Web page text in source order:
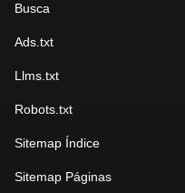
Busca
Ads.txt
Llms.txt
Robots.txt
Sitemap Índice
Sitemap Páginas